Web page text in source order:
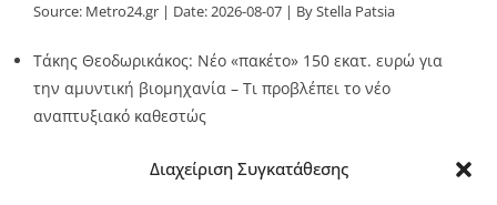
Διαχείριση Συγκατάθεσης
Source: Metro24.gr Date: 2026-08-07 By Stella Patsia
Τάκης Θεοδωρικάκος: Νέο «πακέτο» 150 εκατ. ευρώ για
την αμυντική βιομηχανία – Τι προβλέπει το νέο
αναπτυξιακό καθεστώς